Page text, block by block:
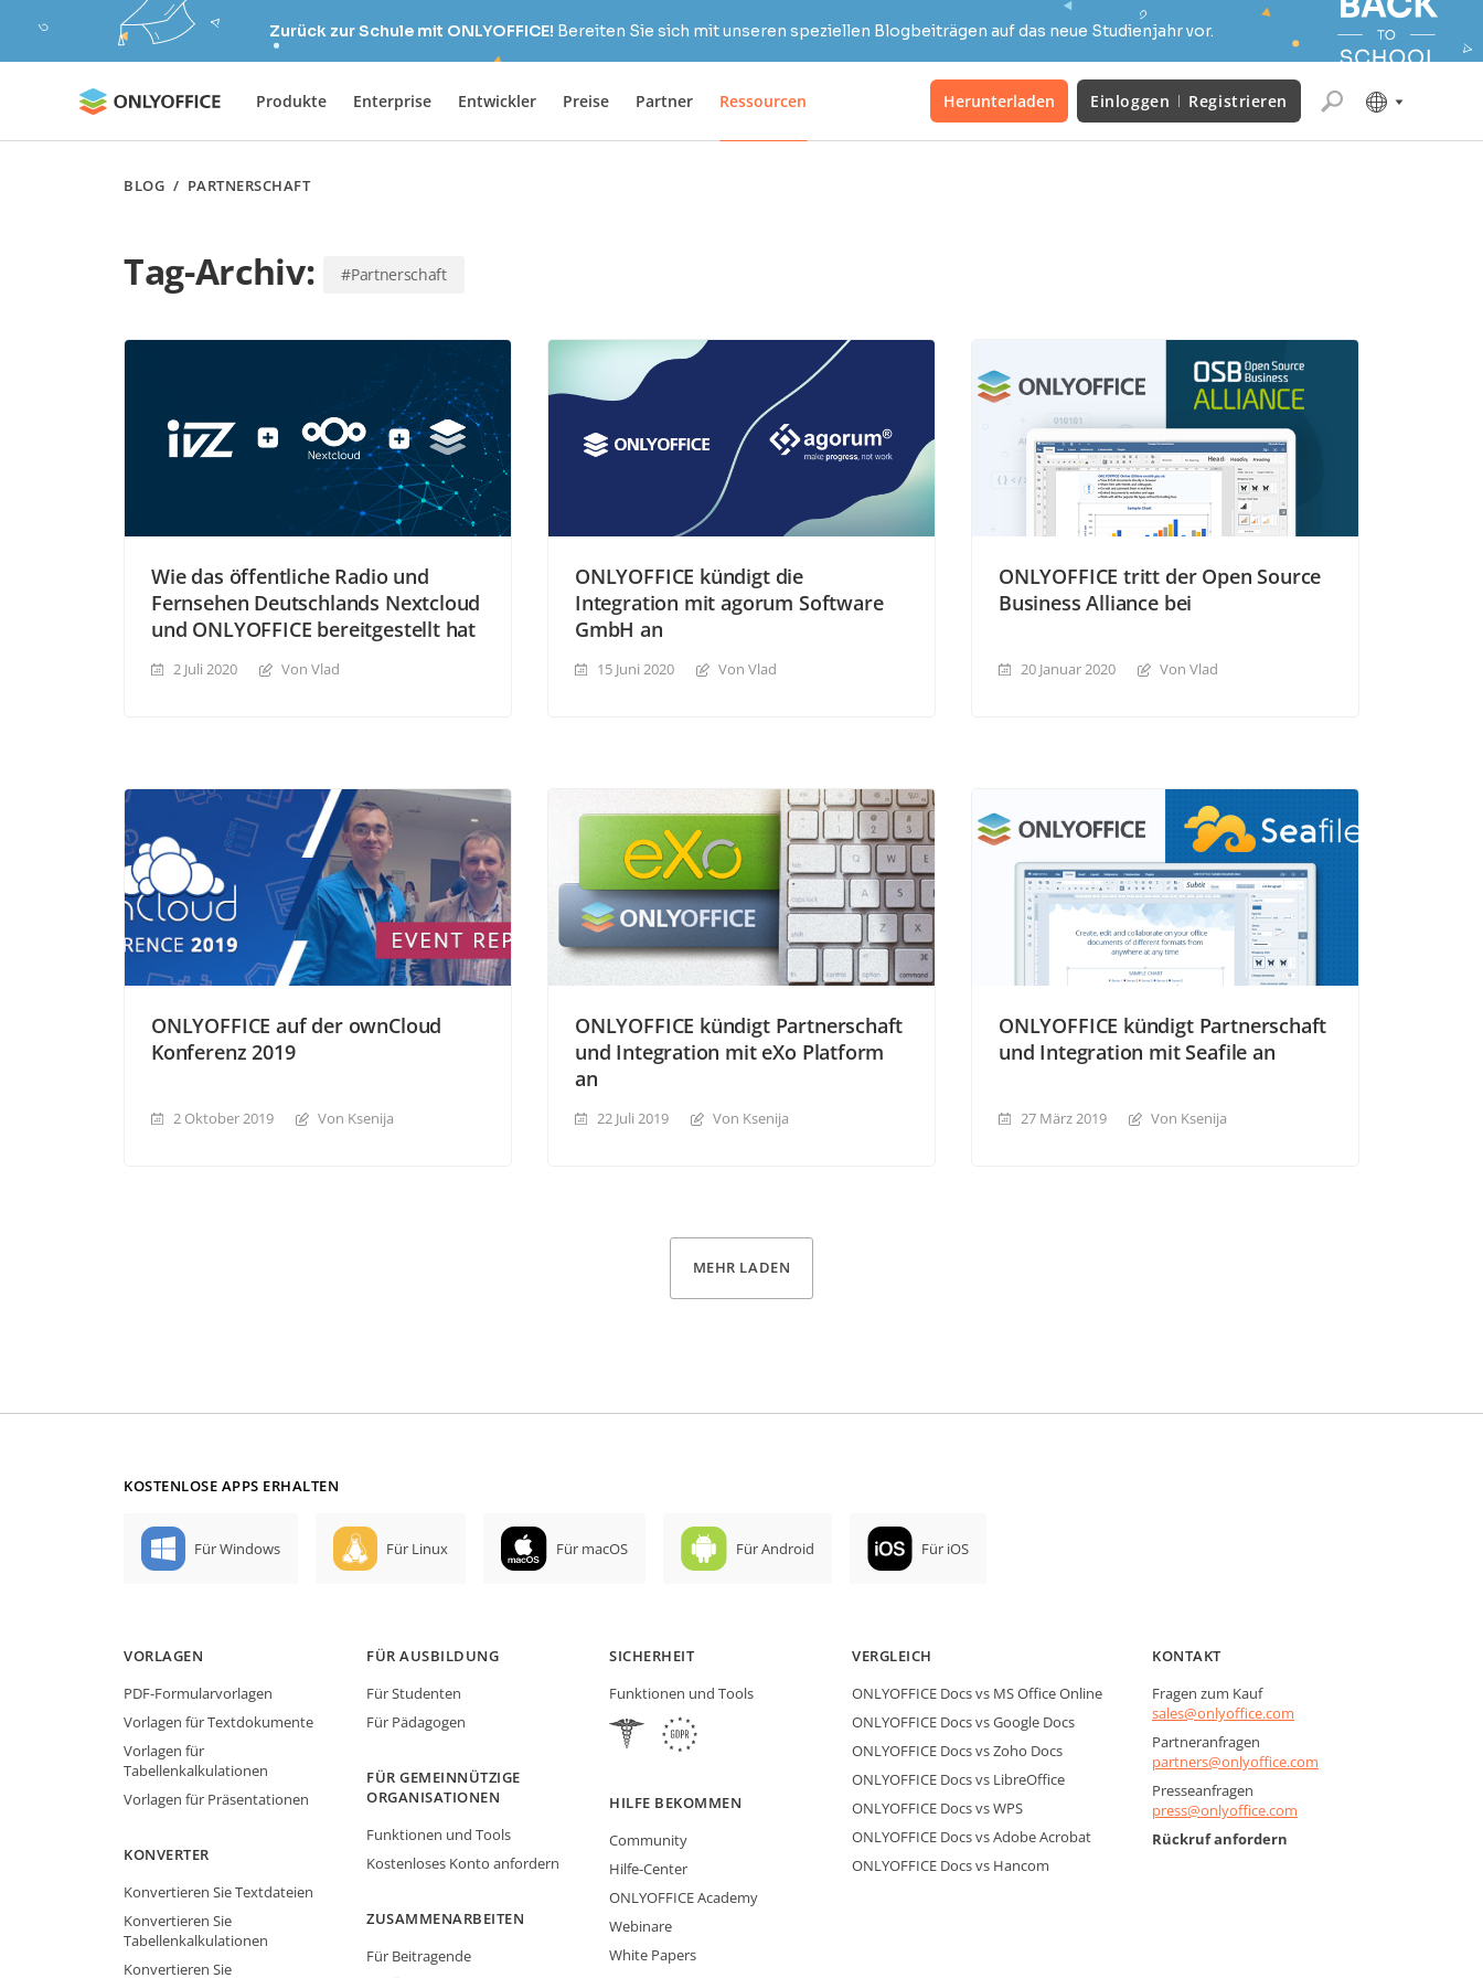
Zurück zur Schule mit ONLYOFFICE! Bereiten Sie sich mit unseren speziellen Blogbeiträgen auf das neue Studienjahr vor.
Produkte Enterprise Entwickler Preise Partner Ressourcen Herunterladen Einloggen Registrieren
BLOG / PARTNERSCHAFT
Tag-Archiv: #Partnerschaft
Wie das öffentliche Radio und
Fernsehen Deutschlands Nextcloud
und ONLYOFFICE bereitgestellt hat
2 Juli 2020 Von Vlad
ONLYOFFICE kündigt die
Integration mit agorum Software
GmbH an
15 Juni 2020 Von Vlad
ONLYOFFICE tritt der Open Source
Business Alliance bei
20 Januar 2020 Von Vlad
ONLYOFFICE auf der ownCloud
Konferenz 2019
2 Oktober 2019 Von Ksenija
ONLYOFFICE kündigt Partnerschaft
und Integration mit eXo Platform
an
22 Juli 2019 Von Ksenija
ONLYOFFICE kündigt Partnerschaft
und Integration mit Seafile an
27 März 2019 Von Ksenija
MEHR LADEN
KOSTENLOSE APPS ERHALTEN
Für Windows Für Linux Für macOS Für Android Für iOS
VORLAGEN
PDF-Formularvorlagen
Vorlagen für Textdokumente
Vorlagen für
Tabellenkalkulationen
Vorlagen für Präsentationen
KONVERTER
Konvertieren Sie Textdateien
Konvertieren Sie
Tabellenkalkulationen
Konvertieren Sie
FÜR AUSBILDUNG
Für Studenten
Für Pädagogen
FÜR GEMEINNÜTZIGE
ORGANISATIONEN
Funktionen und Tools
Kostenloses Konto anfordern
ZUSAMMENARBEITEN
Für Beitragende
SICHERHEIT
Funktionen und Tools
HILFE BEKOMMEN
Community
Hilfe-Center
ONLYOFFICE Academy
Webinare
White Papers
VERGLEICH
ONLYOFFICE Docs vs MS Office Online
ONLYOFFICE Docs vs Google Docs
ONLYOFFICE Docs vs Zoho Docs
ONLYOFFICE Docs vs LibreOffice
ONLYOFFICE Docs vs WPS
ONLYOFFICE Docs vs Adobe Acrobat
ONLYOFFICE Docs vs Hancom
KONTAKT
Fragen zum Kauf
sales@onlyoffice.com
Partneranfragen
partners@onlyoffice.com
Presseanfragen
press@onlyoffice.com
Rückruf anfordern